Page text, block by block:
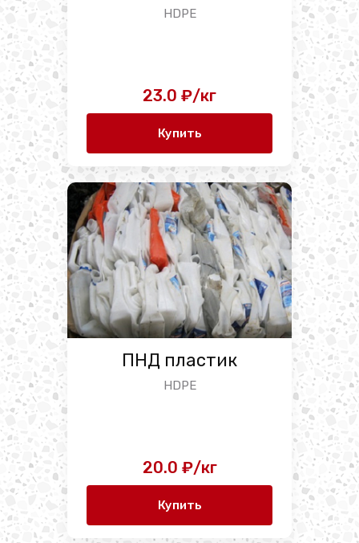
HDPE
23.0 ₽/кг
Купить
ПНД пластик
HDPE
20.0 ₽/кг
Купить